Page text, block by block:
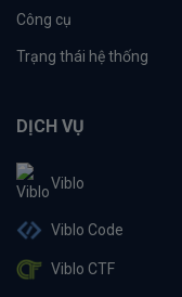
Công cụ
Trạng thái hệ thống
DỊCH VỤ
Viblo
Viblo Code
Viblo CTF